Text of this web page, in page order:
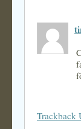
Trackback